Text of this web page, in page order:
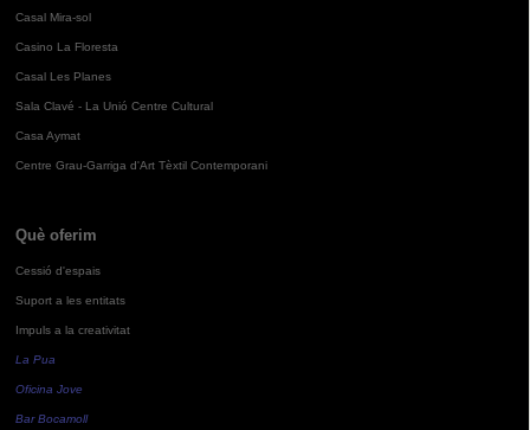
Casal Mira-sol
Casino La Floresta
Casal Les Planes
Sala Clavé - La Unió Centre Cultural
Casa Aymat
Centre Grau-Garriga d'Art Tèxtil Contemporani
Què oferim
Cessió d'espais
Suport a les entitats
Impuls a la creativitat
La Pua
Oficina Jove
Bar Bocamoll